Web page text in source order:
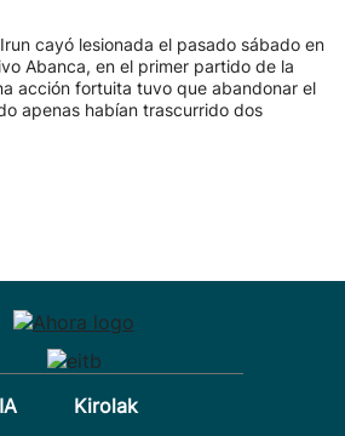
cayó lesionada el pasado sábado en
Abanca, en el primer partido de la
acción fortuita tuvo que abandonar el
apenas habían trascurrido dos
Kirolak